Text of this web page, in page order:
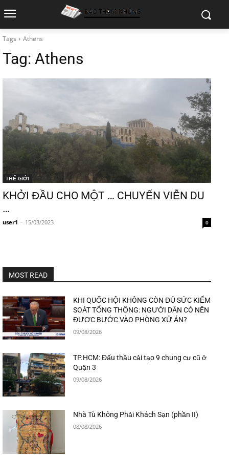
Tags Athens
Tag: Athens
THẾ GIỚI
KHỞI ĐẦU CHO MỘT … CHUYẾN VIỄN DU
…
user1 - 15/03/2023 0
MOST READ
KHI QUỐC HỘI KHÔNG CÒN ĐỦ SỨC KIỂM
SOÁT TỔNG THỐNG: NGƯỜI DÂN CÓ NÊN
ĐƯỢC BƯỚC VÀO PHÒNG XỬ ÁN?
09/08/2026
TP.HCM: Đấu thầu cải tạo 9 chung cư cũ ở
Quận 3
09/08/2026
Nhà Tù Không Phải Khách Sạn (phần II)
08/08/2026